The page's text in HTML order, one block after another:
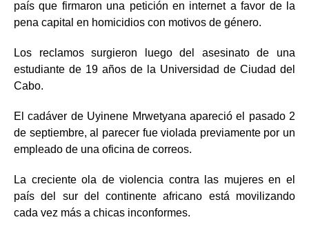
país que firmaron una petición en internet a favor de la
pena capital en homicidios con motivos de género.
Los reclamos surgieron luego del asesinato de una
estudiante de 19 años de la Universidad de Ciudad del
Cabo.
El cadáver de Uyinene Mrwetyana apareció el pasado 2
de septiembre, al parecer fue violada previamente por un
empleado de una oficina de correos.
La creciente ola de violencia contra las mujeres en el
país del sur del continente africano está movilizando
cada vez más a chicas inconformes.